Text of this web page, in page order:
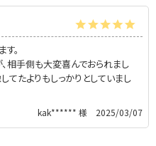
。
相手側も大変喜んでおられまし
てたよりもしっかりとしていまし
kak****** 様 2025/03/07